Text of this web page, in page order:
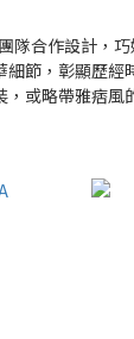
隊合作設計，
節，彰顯歷
或略帶雅痞風